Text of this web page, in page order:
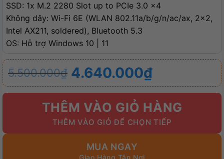
SSD: 1x M.2 2280 Slot up to PCIe 3.0 x4
Không dây: Wi-Fi 6E (WLAN 802.11a/​b/​g/​n/​ac/​ax, 2×2,
Intel AX211, soldered), Bluetooth 5.3
OS: Hỗ trợ Windows 10 | 11
5.500.000₫
Giá
gốc
5.500.000₫.
4.640.000₫
Giá
hiện
4.640.000₫.
THÊM VÀO GIỎ HÀNG
MUA NGAY